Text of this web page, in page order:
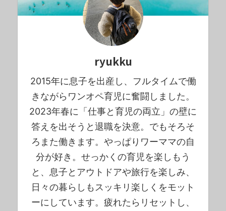
ryukku
2015年に息子を出産し、フルタイムで働
きながらワンオペ育児に奮闘しました。
2023年春に「仕事と育児の両立」の壁に
答えを出そうと退職を決意。でもそろそ
ろまた働きます。やっぱりワーママの自
分が好き。せっかくの育児を楽しもう
と、息子とアウトドアや旅行を楽しみ、
日々の暮らしもスッキリ楽しくをモット
ーにしています。疲れたらリセットし、